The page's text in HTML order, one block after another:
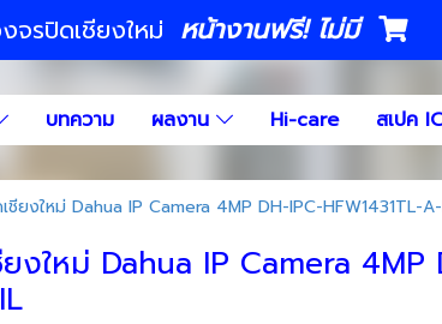
จรปิดเชียงใหม่ หน้างานฟรี! ไม่มี
บทความ ผลงาน Hi-care สเปค
ยงใหม่ Dahua IP Camera 4MP DH-IPC-HFW1431TL-
งใหม่ Dahua IP Camera 4MP